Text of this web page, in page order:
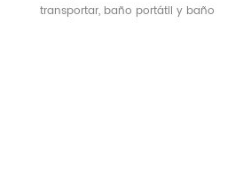
transportar, baño portátil y baño